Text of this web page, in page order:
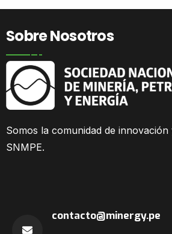
Sobre Nosotros
Somos la comunidad de innovación
SNMPE.
contacto@minergy.pe